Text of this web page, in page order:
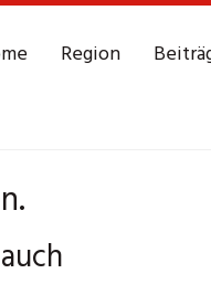
Region